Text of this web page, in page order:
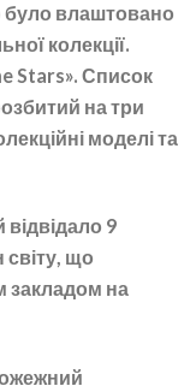
було влаштовано
колекції.
Stars». Список
на три
моделі та
9
світу, що
закладом на